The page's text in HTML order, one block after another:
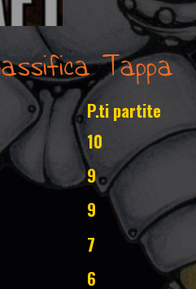
Tappa
P.ti partite
10
9
9
7
6